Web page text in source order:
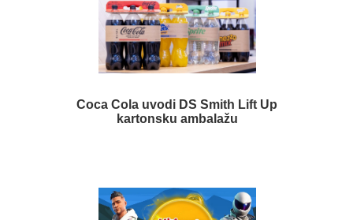
Coca Cola uvodi DS Smith Lift Up
kartonsku ambalažu